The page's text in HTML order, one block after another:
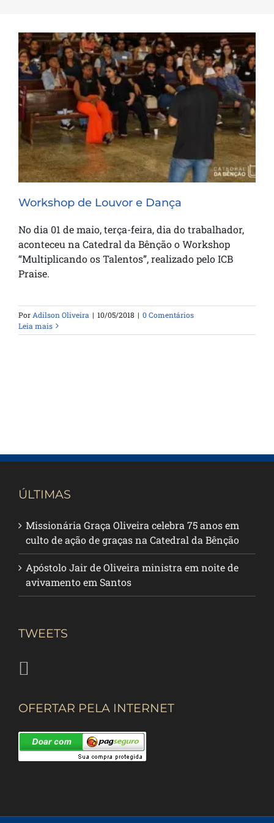
Workshop de Louvor e Dança
Workshop de Louvor e Dança
No dia 01 de maio, terça-feira, dia do trabalhador,
aconteceu na Catedral da Bênção o Workshop
“Multiplicando os Talentos”, realizado pelo ICB
Praise.
PorAdilson Oliveira | 10/05/2018 | 0 Comentários
Leia mais
ÚLTIMAS
Missionária Graça Oliveira celebra 75 anos em
culto de ação de graças na Catedral da Bênção
Apóstolo Jair de Oliveira ministra em noite de
avivamento em Santos
TWEETS
OFERTAR PELA INTERNET